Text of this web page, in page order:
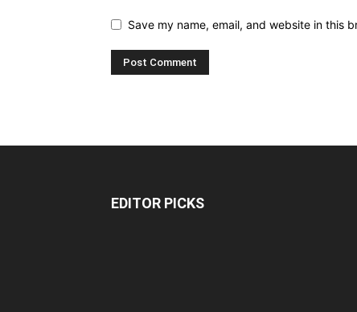
Save my name, email, and website in this
EDITOR PICKS